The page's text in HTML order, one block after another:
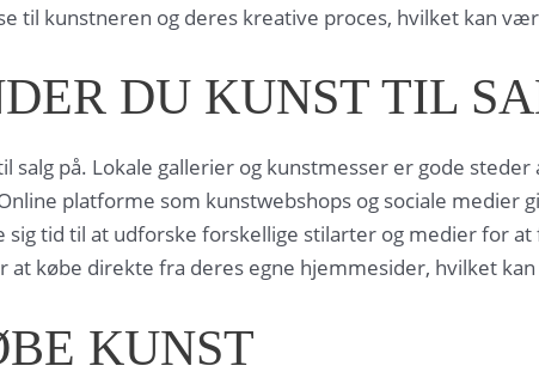
til kunstneren og deres kreative proces, hvilket kan
DU KUNST TIL
salg på. Lokale gallerier og kunstmesser er gode
platforme som kunstwebshops og sociale medier
tid til at udforske forskellige stilarter og medier for
købe direkte fra deres egne hjemmesider, hvilket
KUNST